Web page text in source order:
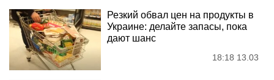
Резкий обвал цен на продукты в
Украине: делайте запасы, пока
дают шанс
18:18 13.03